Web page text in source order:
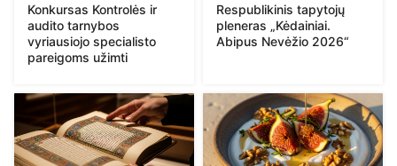
Konkursas Kontrolės ir
audito tarnybos
vyriausiojo specialisto
pareigoms užimti
Respublikinis tapytojų
pleneras „Kėdainiai.
Abipus Nevėžio 2026“